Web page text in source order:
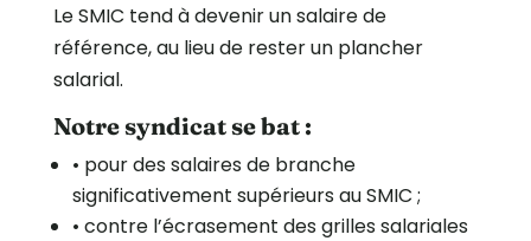
Le SMIC tend à devenir un salaire de
référence, au lieu de rester un plancher
salarial.
Notre syndicat se bat :
• pour des salaires de branche
significativement supérieurs au SMIC ;
• contre l’écrasement des grilles salariales